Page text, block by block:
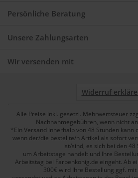
Persönliche Beratung
Unsere Zahlungsarten
Wir versenden mit
Widerruf
Alle Preise inkl. gesetzl. Mehrwertsteuer
Nachnahmegebühren, wenn nicht
*Ein Versand innerhalb von 48 Stunden
wenn der/die bestellte/n Artikel als sofort
ist/sind, es sich bei den 48
um Arbeitstage handelt und Ihre
Arbeitstag bei Farbenkönig.de eingeht. Ab
300€ wird Ihre Bestellung ggf.